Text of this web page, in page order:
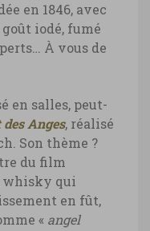
en 1846, avec
iodé, fumé
À vous de
en salles, peut-
Anges, réalisé
Son thème ?
du film
whisky qui
en fût,
« angel